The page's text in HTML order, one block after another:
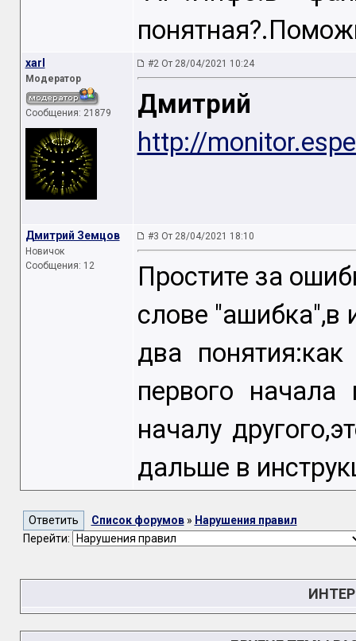
xarl
Модератор
Сообщения: 21879
#2 От 28/04/2021 10:24
Дмитрий
http://
Дмитрий Земцов
Новичок
Сообщения: 12
#3 От 28/04/2021 18:10
Простите за
слове "ашибка",в
два
первого
началу
дальше в
Список форумов» Нарушения правил
Перейти: